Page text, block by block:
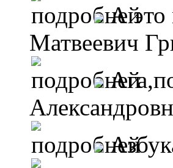
А
Матвеевич